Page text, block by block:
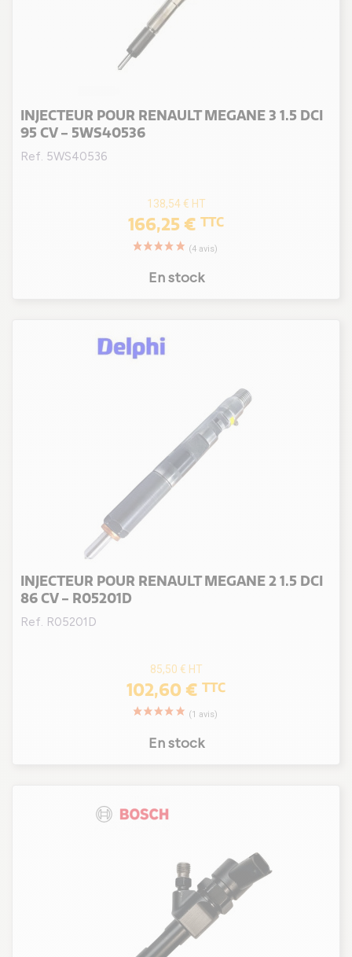
INJECTEUR POUR RENAULT MEGANE 3 1.5 DCI
95 CV - 5WS40536
Ref. 5WS40536
138,54 € HT
166,25 € TTC
En stock
INJECTEUR POUR RENAULT MEGANE 2 1.5 DCI
86 CV - R05201D
Ref. R05201D
85,50 € HT
102,60 € TTC
En stock